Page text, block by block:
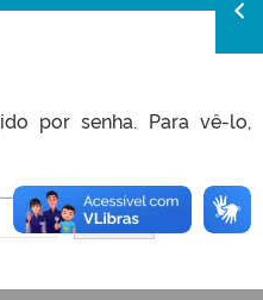
por senha. Para vê-lo,